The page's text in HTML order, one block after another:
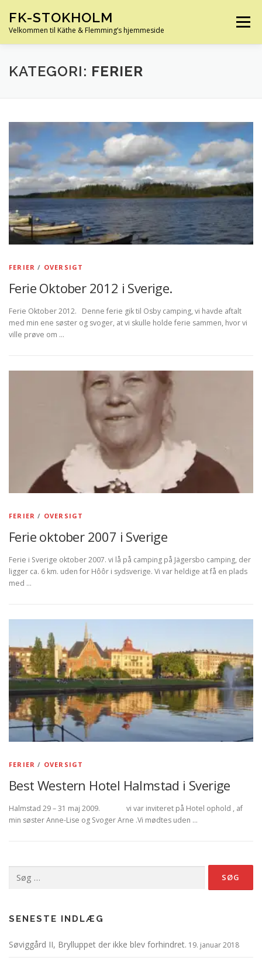
indhold
FK-STOKHOLM
Velkommen til Käthe & Flemming’s hjemmeside
Menu
HJEM OM OS HUS OG HAVE
KATEGORI: FERIER
FERIER / OVERSIGT
Ferie Oktober 2012 i Sverige.
Ferie Oktober 2012. Denne ferie gik til Osby camping, vi havde aftalt
med min ene søster og svoger, at vi skulle holde ferie sammen, hvor vi
ville prøve om …
FERIER / OVERSIGT
Ferie oktober 2007 i Sverige
Ferie i Sverige oktober 2007. vi lå på camping på Jägersbo camping, der
ligger ca. 6 km. uden for Hôôr i sydsverige. Vi var heldige at få en plads
med …
FERIER / OVERSIGT
Best Western Hotel Halmstad i Sverige
Halmstad 29 – 31 maj 2009. vi var inviteret på Hotel ophold , af
min søster Anne-Lise og Svoger Arne .Vi mødtes uden …
efter:
SENESTE INDLÆG
Søviggård II, Brylluppet der ikke blev forhindret. 19. januar 2018